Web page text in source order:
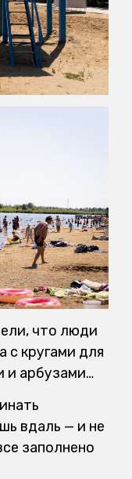
что люди
с кругами для
и арбузами…
вдаль — и не
заполнено